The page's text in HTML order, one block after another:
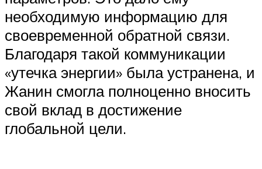
необходимую информацию для
своевременной обратной связи.
Благодаря такой коммуникации
«утечка энергии» была устранена, и
Жанин смогла полноценно вносить
свой вклад в достижение
глобальной цели.